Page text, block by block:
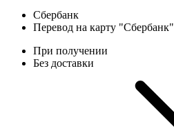
Сбербанк
Перевод на карту "Сбербанк"
При получении
Без доставки